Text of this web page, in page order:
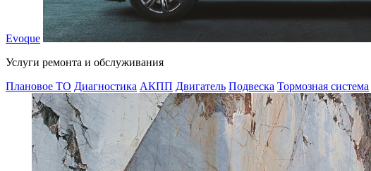
Evoque
Услуги ремонта и обслуживания
Плановое ТО Диагностика АКПП Двигатель Подвеска Тормозная система